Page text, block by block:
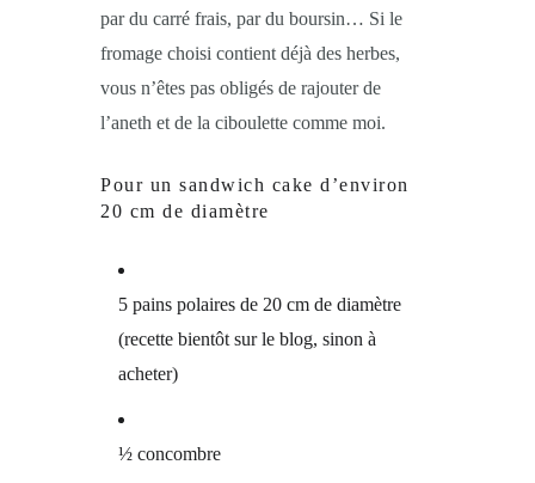
par du carré frais, par du boursin… Si le
fromage choisi contient déjà des herbes,
vous n’êtes pas obligés de rajouter de
l’aneth et de la ciboulette comme moi.
Pour un sandwich cake d’environ
20 cm de diamètre
5 pains polaires de 20 cm de diamètre
(recette bientôt sur le blog, sinon à
acheter)
½ concombre